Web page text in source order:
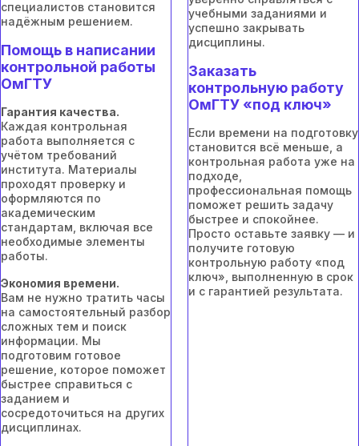
специалистов становится
надёжным решением.
Помощь в написании
контрольной работы
ОмГТУ
Гарантия качества.
Каждая контрольная
работа выполняется с
учётом требований
института. Материалы
проходят проверку и
оформляются по
академическим
стандартам, включая все
необходимые элементы
работы.
Экономия времени.
Вам не нужно тратить часы
на самостоятельный разбор
сложных тем и поиск
информации. Мы
подготовим готовое
решение, которое поможет
быстрее справиться с
заданием и
сосредоточиться на других
дисциплинах.
учебными заданиями и
успешно закрывать
дисциплины.
Заказать
контрольную работу
ОмГТУ «под ключ»
Если времени на подготовку
становится всё меньше, а
контрольная работа уже на
подходе,
профессиональная помощь
поможет решить задачу
быстрее и спокойнее.
Просто оставьте заявку — и
получите готовую
контрольную работу «под
ключ», выполненную в срок
и с гарантией результата.